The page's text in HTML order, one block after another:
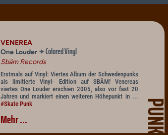
PUNK
VENEREA
One Louder ✦Colored Vinyl
Sbäm Records
Erstmals auf Vinyl: Viertes Album der Schwedenpunks
als limitierte Vinyl- Edition auf SBÄM! Venereas
viertes One Louder erschien 2005, also vor fast 20
Jahren und markiert einen weiteren Höhepunkt in ...
#Skate Punk
Mehr ...